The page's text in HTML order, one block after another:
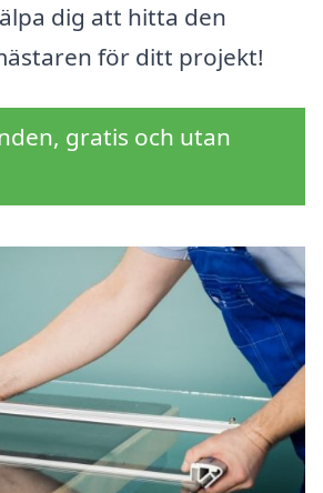
dig att hitta den
för ditt projekt!
gratis och utan